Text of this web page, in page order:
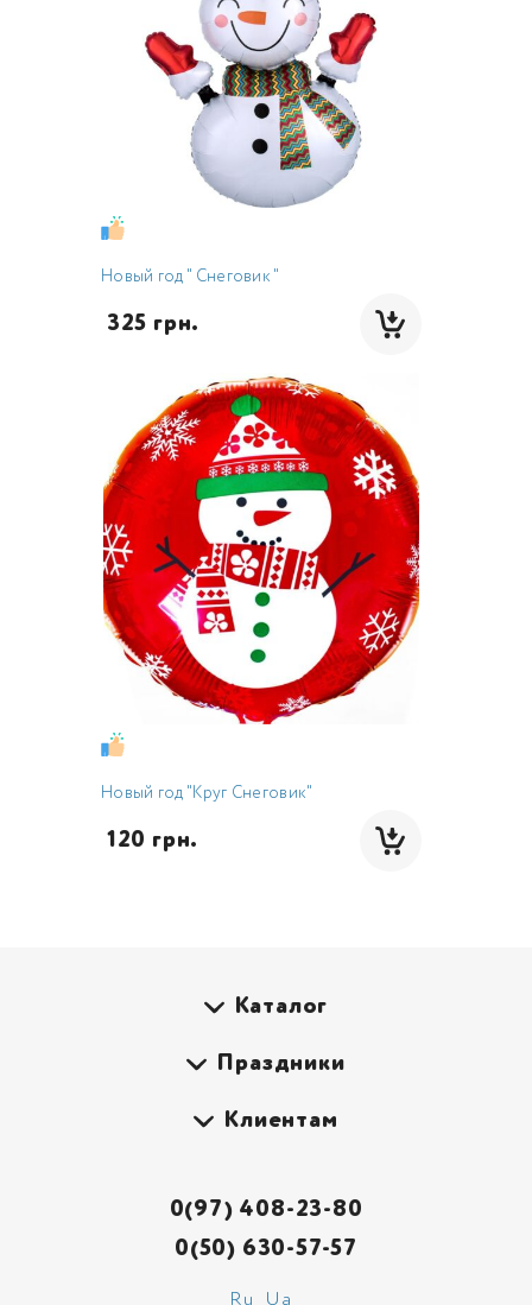
Новый год " Снеговик "
325 грн.
Новый год "Круг Снеговик"
120 грн.
Каталог
Праздники
Клиентам
0(97) 408-23-80
0(50) 630-57-57
Ru Ua